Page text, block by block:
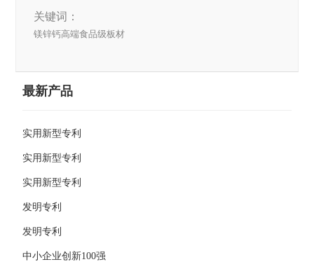
关键词：
镁锌钙高端食品级板材
最新产品
实用新型专利
实用新型专利
实用新型专利
发明专利
发明专利
中小企业创新100强